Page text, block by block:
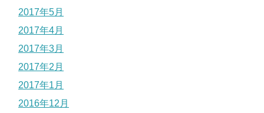
2017年5月
2017年4月
2017年3月
2017年2月
2017年1月
2016年12月